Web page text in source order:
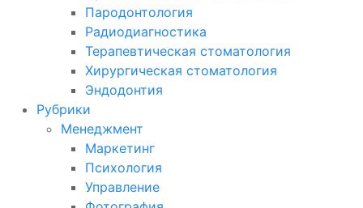
Пародонтология
Радиодиагностика
Терапевтическая стоматология
Хирургическая стоматология
Эндодонтия
Рубрики
Менеджмент
Маркетинг
Психология
Управление